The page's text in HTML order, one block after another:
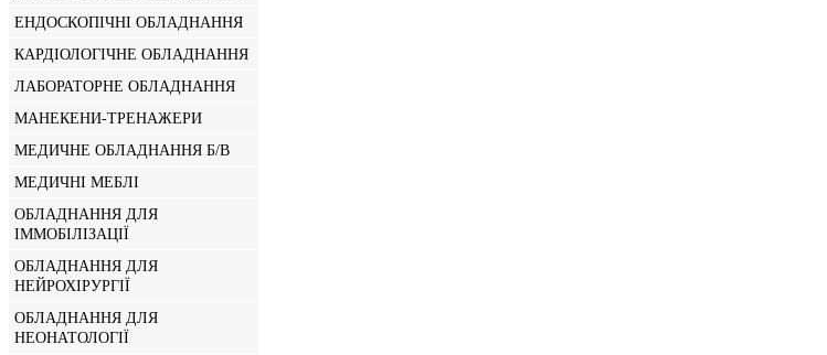
ЕНДОСКОПІЧНІ ОБЛАДНАННЯ
КАРДІОЛОГІЧНЕ ОБЛАДНАННЯ
ЛАБОРАТОРНЕ ОБЛАДНАННЯ
МАНЕКЕНИ-ТРЕНАЖЕРИ
МЕДИЧНЕ ОБЛАДНАННЯ Б/В
МЕДИЧНІ МЕБЛІ
ОБЛАДНАННЯ ДЛЯ
ІММОБІЛІЗАЦІЇ
ОБЛАДНАННЯ ДЛЯ
НЕЙРОХІРУРГІЇ
ОБЛАДНАННЯ ДЛЯ
НЕОНАТОЛОГІЇ